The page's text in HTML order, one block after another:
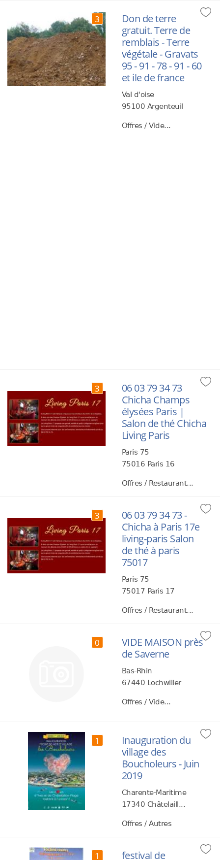
3
Don de terre
gratuit. Terre de
remblais - Terre
végétale - Gravats
95 - 91 - 78 - 91 - 60
et ile de france
Val d'oise
95100 Argenteuil
Offres / Vide...
3
06 03 79 34 73
Chicha Champs
élysées Paris |
Salon de thé Chicha
Living Paris
Paris 75
75016 Paris 16
Offres / Restaurant...
3
06 03 79 34 73 -
Chicha à Paris 17e
living-paris Salon
de thé à paris
75017
Paris 75
75017 Paris 17
Offres / Restaurant...
0
VIDE MAISON près
de Saverne
Bas-Rhin
67440 Lochwiller
Offres / Vide...
1
Inauguration du
village des
Boucholeurs - Juin
2019
Charente-Maritime
17340 Châtelaill...
Offres / Autres
1 festival de